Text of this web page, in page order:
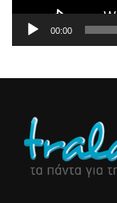
00:00